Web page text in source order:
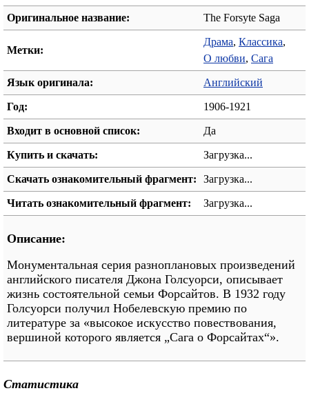
Оригинальное название: The Forsyte Saga
Метки:
Драма, Классика,
О любви, Сага
Язык оригинала: Английский
Год: 1906-1921
Входит в основной список: Да
Купить и скачать: Загрузка...
Скачать ознакомительный фрагмент: Загрузка...
Читать ознакомительный фрагмент: Загрузка...
Описание:
Монументальная серия разноплановых произведений
английского писателя Джона Голсуорси, описывает
жизнь состоятельной семьи Форсайтов. В 1932 году
Голсуорси получил Нобелевскую премию по
литературе за «высокое искусство повествования,
вершиной которого является „Сага о Форсайтах“».
Статистика